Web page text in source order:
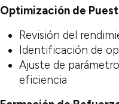
Optimización de
Revisión del
Identificación de
Ajuste de
eficiencia